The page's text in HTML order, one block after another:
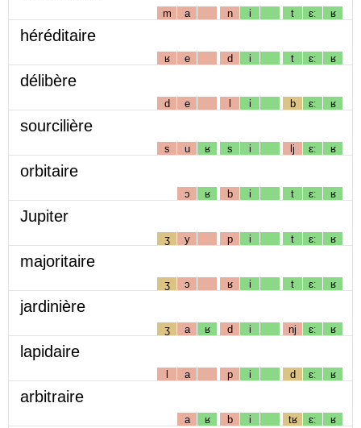
m a n i t ɛː ʁ
héréditaire
ʁ e d i t ɛː ʁ
délibère
d e l i b ɛː ʁ
sourcilière
s u ʁ s i lj ɛː ʁ
orbitaire
ɔ ʁ b i t ɛː ʁ
Jupiter
ʒ y p i t ɛː ʁ
majoritaire
ʒ ɔ ʁ i t ɛː ʁ
jardinière
ʒ a ʁ d i nj ɛː ʁ
lapidaire
l a p i d ɛː ʁ
arbitraire
a ʁ b i tʁ ɛː ʁ